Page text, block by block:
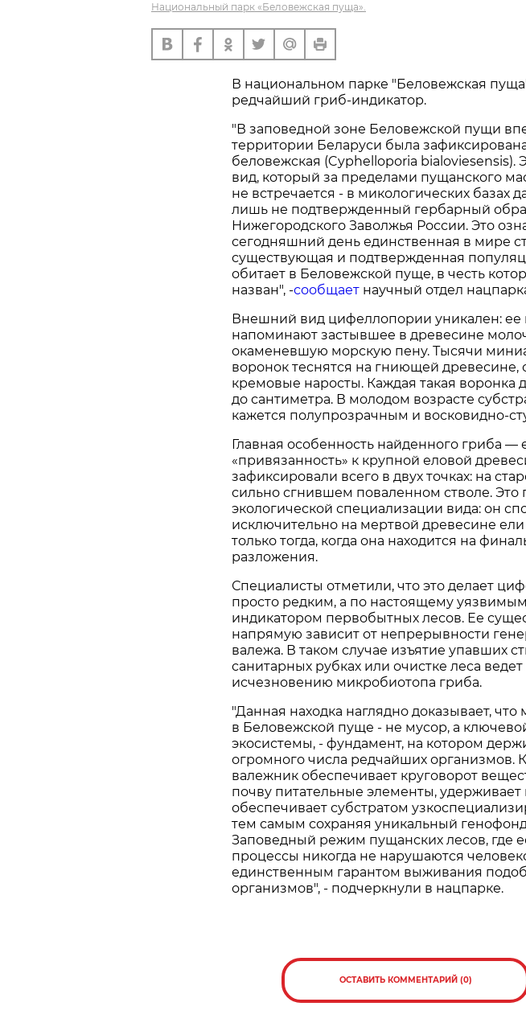
Национальный парк «Беловежская пуща».
В национальном парке "Беловежская
редчайший гриб-индикатор.
"В заповедной зоне Беловежской пущи
территории Беларуси была
беловежская (Cyphelloporia bialoviesensis).
вид, который за пределами пущанского
не встречается - в микологических базах
лишь не подтвержденный гербарный
Нижегородского Заволжья России. Это
сегодняшний день единственная в мире
существующая и подтвержденная
обитает в Беловежской пуще, в честь
назван", -сообщает научный отдел
Внешний вид цифеллопории уникален: ее
напоминают застывшее в древесине
окаменевшую морскую пену. Тысячи
воронок теснятся на гниющей древесине,
кремовые наросты. Каждая такая воронка
до сантиметра. В молодом возрасте
кажется полупрозрачным и восковидно-
Главная особенность найденного гриба —
«привязанность» к крупной еловой
зафиксировали всего в двух точках: на
сильно сгнившем поваленном стволе. Это
экологической специализации вида: он
исключительно на мертвой древесине
только тогда, когда она находится на
разложения.
Специалисты отметили, что это делает
просто редким, а по настоящему
индикатором первобытных лесов. Ее
напрямую зависит от непрерывности
валежа. В таком случае изъятие упавших
санитарных рубках или очистке леса
исчезновению микробиотопа гриба.
"Данная находка наглядно доказывает,
в Беловежской пуще - не мусор, а
экосистемы, - фундамент, на котором
огромного числа редчайших организмов.
валежник обеспечивает круговорот
почву питательные элементы, удерживает
обеспечивает субстратом
тем самым сохраняя уникальный
Заповедный режим пущанских лесов, где
процессы никогда не нарушаются
единственным гарантом выживания
организмов", - подчеркнули в нацпарке.
ОСТАВИТЬ КОММЕНТАРИЙ (0)